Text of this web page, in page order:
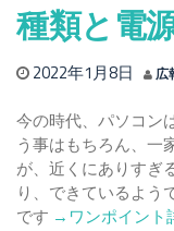
種類と電
2022年1月8日 広
今の時代、パソコン
う事はもちろん、一
が、近くにありすぎ
り、できているよう
です Read
→ワンポイント